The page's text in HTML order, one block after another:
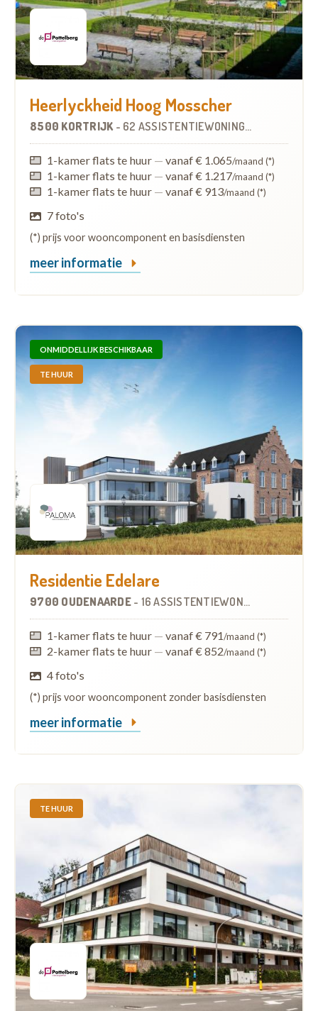
Heerlyckheid Hoog Mosscher
8500 KORTRIJK - 62 ASSISTENTIEWONINGEN
1-kamer flats te huur — vanaf € 1.065/maand (*)
1-kamer flats te huur — vanaf € 1.217/maand (*)
1-kamer flats te huur — vanaf € 913/maand (*)
7 foto's
(*) prijs voor wooncomponent en basisdiensten
meer informatie
ONMIDDELLIJK BESCHIKBAAR
TE HUUR
Residentie Edelare
9700 OUDENAARDE - 16 ASSISTENTIEWONINGEN
1-kamer flats te huur — vanaf € 791/maand (*)
2-kamer flats te huur — vanaf € 852/maand (*)
4 foto's
(*) prijs voor wooncomponent zonder basisdiensten
meer informatie
TE HUUR